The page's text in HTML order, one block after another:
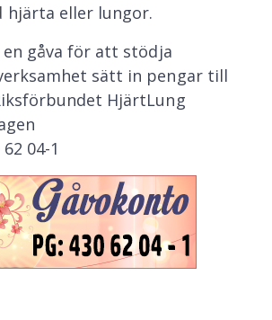
hjärta eller lungor.
gåva för att stödja
sätt in pengar till
HjärtLung
04-1